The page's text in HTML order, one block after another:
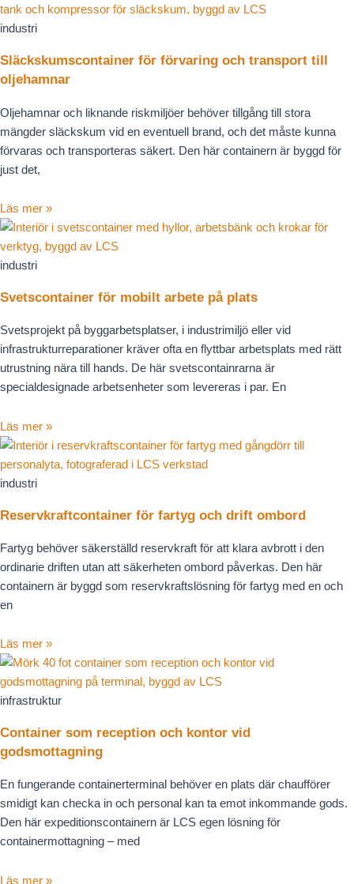
industri
Släckskumscontainer för förvaring och transport till
oljehamnar
Oljehamnar och liknande riskmiljöer behöver tillgång till stora
mängder släckskum vid en eventuell brand, och det måste kunna
förvaras och transporteras säkert. Den här containern är byggd för
just det,
Läs mer »
industri
Svetscontainer för mobilt arbete på plats
Svetsprojekt på byggarbetsplatser, i industrimiljö eller vid
infrastrukturreparationer kräver ofta en flyttbar arbetsplats med rätt
utrustning nära till hands. De här svetscontainrarna är
specialdesignade arbetsenheter som levereras i par. En
Läs mer »
industri
Reservkraftcontainer för fartyg och drift ombord
Fartyg behöver säkerställd reservkraft för att klara avbrott i den
ordinarie driften utan att säkerheten ombord påverkas. Den här
containern är byggd som reservkraftslösning för fartyg med en och
en
Läs mer »
infrastruktur
Container som reception och kontor vid
godsmottagning
En fungerande containerterminal behöver en plats där chaufförer
smidigt kan checka in och personal kan ta emot inkommande gods.
Den här expeditionscontainern är LCS egen lösning för
containermottagning – med
Läs mer »